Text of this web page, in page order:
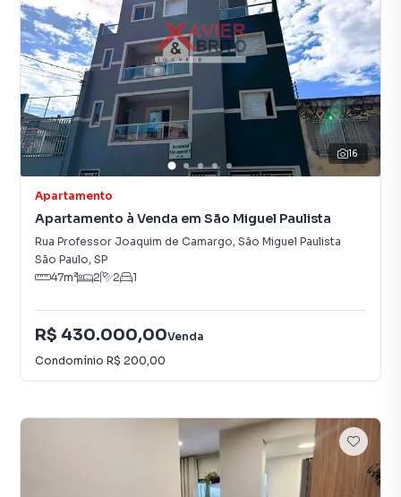
16
Apartamento
Apartamento à Venda em São Miguel Paulista
Rua Professor Joaquim de Camargo, São Miguel Paulista
São Paulo, SP
47m² 2 2 1
R$ 430.000,00Venda
Condomínio R$ 200,00